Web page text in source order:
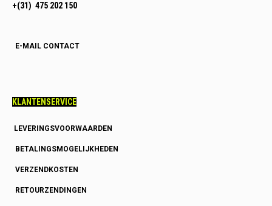
+(31) 475 202 150
E-MAIL CONTACT
KLANTENSERVICE
LEVERINGSVOORWAARDEN
BETALINGSMOGELIJKHEDEN
VERZENDKOSTEN
RETOURZENDINGEN